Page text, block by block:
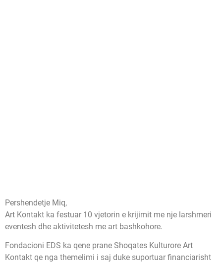
Pershendetje Miq,
Art Kontakt ka festuar 10 vjetorin e krijimit me nje larshmeri
eventesh dhe aktivitetesh me art bashkohore.
Fondacioni EDS ka qene prane Shoqates Kulturore Art
Kontakt qe nga themelimi i saj duke suportuar financiarisht